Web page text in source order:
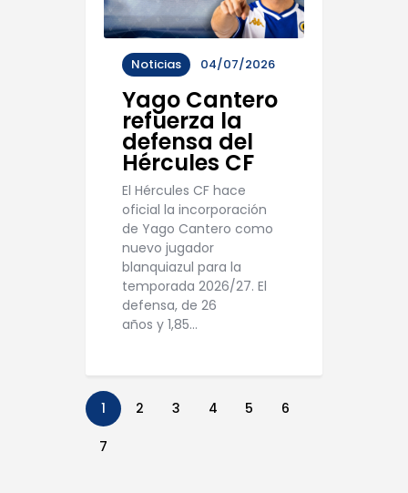
Noticias 04/07/2026
Yago Cantero
refuerza la
defensa del
Hércules CF
El Hércules CF hace
oficial la incorporación
de Yago Cantero como
nuevo jugador
blanquiazul para la
temporada 2026/27. El
defensa, de 26
años y 1,85…
1 2 3 4 5 6
7